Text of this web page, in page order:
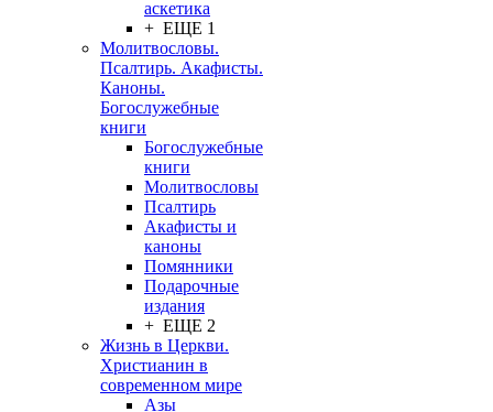
аскетика
+ ЕЩЕ 1
Молитвословы.
Псалтирь. Акафисты.
Каноны.
Богослужебные
книги
Богослужебные
книги
Молитвословы
Псалтирь
Акафисты и
каноны
Помянники
Подарочные
издания
+ ЕЩЕ 2
Жизнь в Церкви.
Христианин в
современном мире
Азы